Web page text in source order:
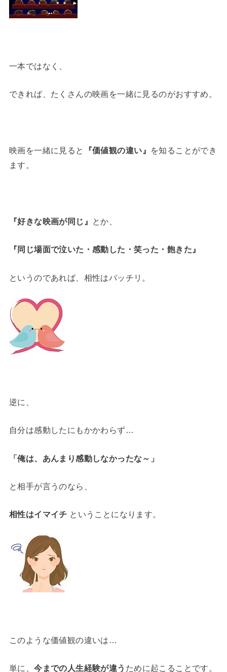
一本ではなく、
できれば、たくさんの映画を一緒に見るのがおすすめ。
映画を一緒に見ると 『価値観の違い』
を知ることができ
ます。
『好きな映画が同じ』 とか、
『同じ場面で泣いた・感動した・笑った・飽きた』
というのであれば、相性はバッチリ。
逆に、
自分は感動したにもかかわらず…
「俺は、あんまり感動しなかったな～」
と相手が言うのなら、
相性はイマイチ ということになります。
このような価値観の違いは…
単に、今までの人生経験が違う ために起こることです。